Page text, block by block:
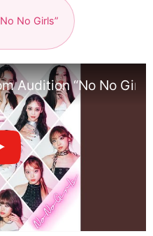
No Girls”
Audition “No No